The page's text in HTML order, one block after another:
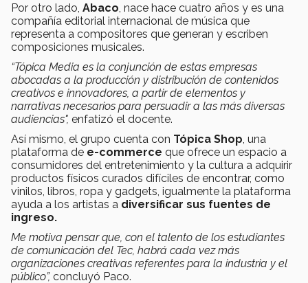
Por otro lado, Abaco, nace hace cuatro años y es una
compañía editorial internacional de música que
representa a compositores que generan y escriben
composiciones musicales.
“Tópica Media es la conjunción de estas empresas
abocadas a la producción y distribución de contenidos
creativos e innovadores, a partir de elementos y
narrativas necesarios para persuadir a las más diversas
audiencias", enfatizó el docente.
Así mismo, el grupo cuenta con Tópica Shop, una
plataforma de e-commerce que ofrece un espacio a
consumidores del entretenimiento y la cultura a adquirir
productos físicos curados difíciles de encontrar, como
vinilos, libros, ropa y gadgets, igualmente la plataforma
ayuda a los artistas a diversificar sus fuentes de
ingreso.
Me motiva pensar que, con el talento de los estudiantes
de comunicación del Tec, habrá cada vez más
organizaciones creativas referentes para la industria y el
público”, concluyó Paco.